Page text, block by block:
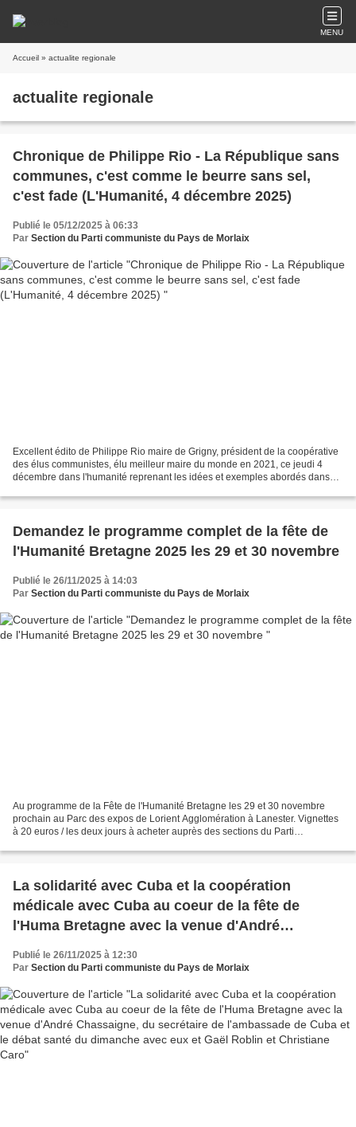
MENU
Accueil » actualite regionale
actualite regionale
Chronique de Philippe Rio - La République sans
communes, c'est comme le beurre sans sel,
c'est fade (L'Humanité, 4 décembre 2025)
Publié le 05/12/2025 à 06:33
Par Section du Parti communiste du Pays de Morlaix
Excellent édito de Philippe Rio maire de Grigny, président de la coopérative
des élus communistes, élu meilleur maire du monde en 2021, ce jeudi 4
décembre dans l'humanité reprenant les idées et exemples abordés dans
Demandez le programme complet de la fête de
l'Humanité Bretagne 2025 les 29 et 30 novembre
Publié le 26/11/2025 à 14:03
Par Section du Parti communiste du Pays de Morlaix
Au programme de la Fête de l'Humanité Bretagne les 29 et 30 novembre
prochain au Parc des expos de Lorient Agglomération à Lanester. Vignettes
à 20 euros / les deux jours à acheter auprès des sections du Parti
La solidarité avec Cuba et la coopération
médicale avec Cuba au coeur de la fête de
l'Huma Bretagne avec la venue d'André
Chassaigne, du secrétaire de l'ambassade de
Cuba et le débat santé du dimanche avec eux et
Publié le 26/11/2025 à 12:30
Par Section du Parti communiste du Pays de Morlaix